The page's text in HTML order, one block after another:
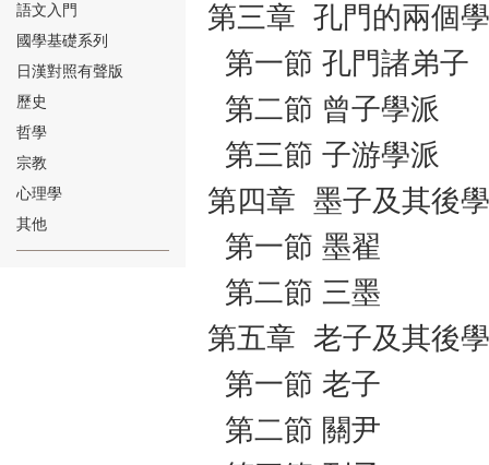
⑱
語文入門
國學基礎系列
日漢對照有聲版
歷史
哲學
宗教
心理學
其他
第三章 孔門的兩個
第一節 孔門諸弟子
第二節 曾子學派
第三節 子游學派
第四章 墨子及其後學
第一節 墨翟
第二節 三墨
第五章 老子及其後學
第一節 老子
第二節 關尹